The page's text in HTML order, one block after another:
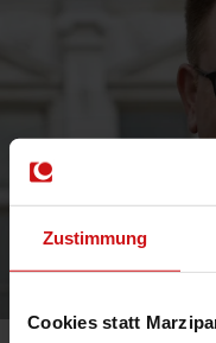
Zustimmung
Cookies statt
Jan